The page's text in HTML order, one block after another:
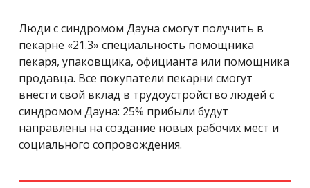
Люди с синдромом Дауна смогут получить в
пекарне «21.3» специальность помощника
пекаря, упаковщика, официанта или помощника
продавца. Все покупатели пекарни смогут
внести свой вклад в трудоустройство людей с
синдромом Дауна: 25% прибыли будут
направлены на создание новых рабочих мест и
социального сопровождения.